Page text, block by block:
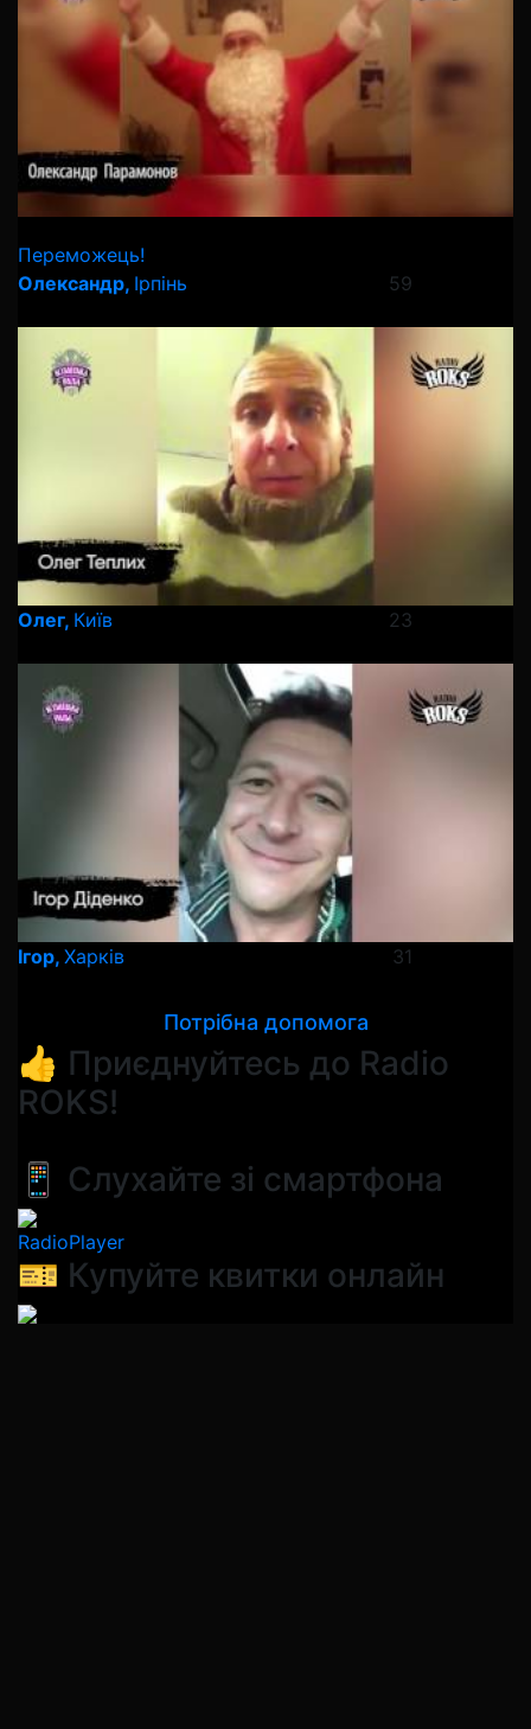
Переможець!
Олександр, Ірпінь 59
Олег, Київ 23
Ігор, Харків 31
Потрібна допомога
👍 Приєднуйтесь до Radio
ROKS!
📱 Слухайте зі смартфона
RadioPlayer
🎫 Купуйте квитки онлайн